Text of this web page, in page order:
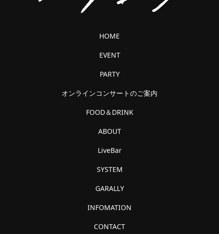
HOME
EVENT
PARTY
オンラインコンサートのご案内
FOOD＆DRINK
ABOUT
LiveBar
SYSTEM
GARALLY
INFOMATION
CONTACT